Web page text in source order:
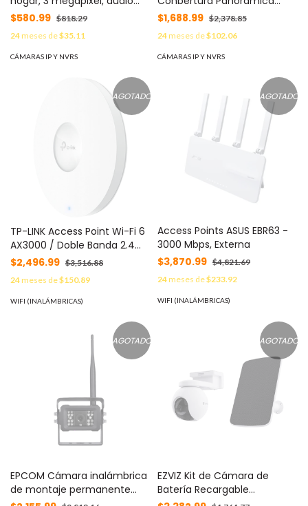
doble vía, visión nocturna,
notificación Push, acepta
memoria Micro SD de para
grabación. MOD: TAPO-C110
$580.99 $818.29
24meses de$35.11
CÁMARAS IP Y NVRS
360° / Detección humana /
Detección de Vehiculo /
Sirena / Luz Parpadeante /
Colores en Oscuridad / Micro
$1,688.99 $2,378.85
24meses de$102.06
CÁMARAS IP Y NVRS
AGOTADO
TP-LINK Access Point Wi-Fi 6
AX3000 / Doble Banda 2.4
GHz + 5 GHz / 4-Stream /
160 MHz / MU-MIMO / OFDMA
/ 1 Puerto Gigabit PoE /
Montaje en Techo / Gestión
$2,496.99 $3,516.88
24meses de$150.89
WIFI (INALÁMBRICAS)
AGOTADO
Access Points ASUS EBR63 -
3000 Mbps, Externa
$3,870.99 $4,821.69
24meses de$233.92
WIFI (INALÁMBRICAS)
AGOTADO
EPCOM Cámara inalámbrica
de montaje permanente
AGOTADO
EZVIZ Kit de Cámara de
Batería Recargable